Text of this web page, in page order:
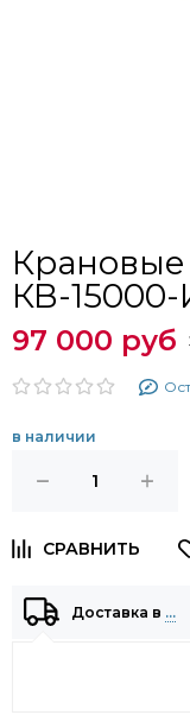
КВ-15000-
97 000 руб
в наличии
Доставка в …